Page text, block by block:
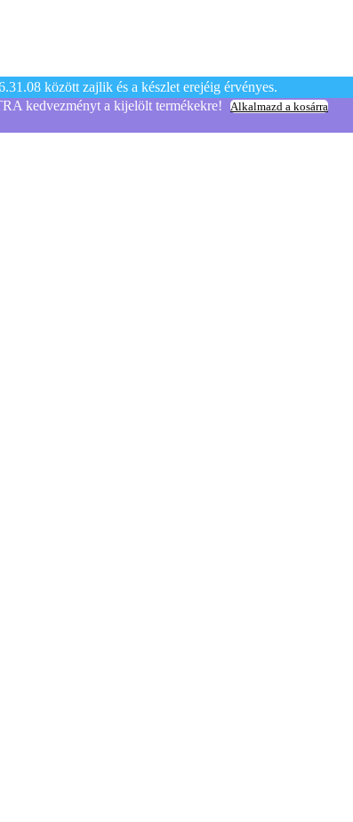
között zajlik és a készlet erejéig érvényes.
kedvezményt a kijelölt termékekre!
Alkalmazd a kosárra